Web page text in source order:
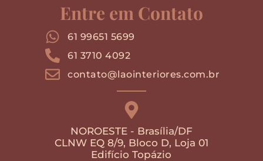
Entre em Contato
61 99651 5699
61 3710 4092
contato@laointeriores.com.br
NOROESTE - Brasília/DF
CLNW EQ 8/9, Bloco D, Loja 01
Edifício Topázio